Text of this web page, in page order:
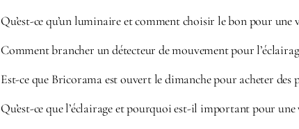
Qu’est-ce qu’un luminaire et comment choisir le bon pour une
Comment brancher un détecteur de mouvement pour
Est-ce que Bricorama est ouvert le dimanche pour acheter des
Qu’est-ce que l’éclairage et pourquoi est-il important pour une